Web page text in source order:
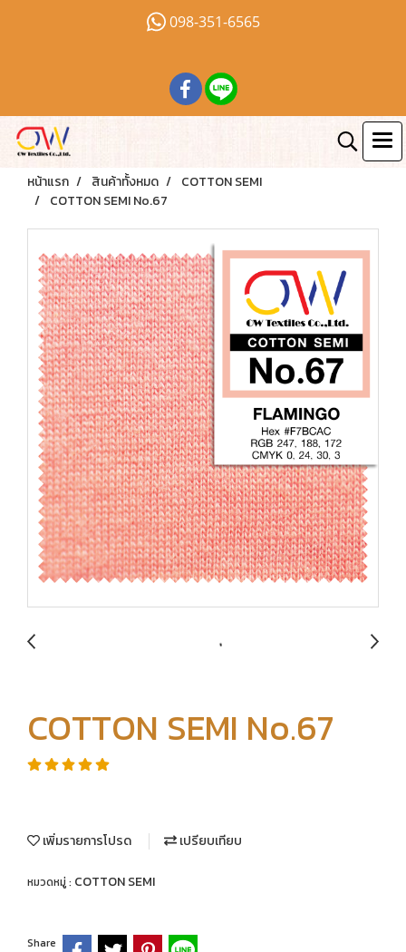
098-351-6565
หน้าแรก สินค้าทั้งหมด
COTTON SEMI
COTTON SEMI No.67
COTTON SEMI No.67
เพิ่มรายการโปรด เปรียบเทียบ
หมวดหมู่ : COTTON SEMI
Share